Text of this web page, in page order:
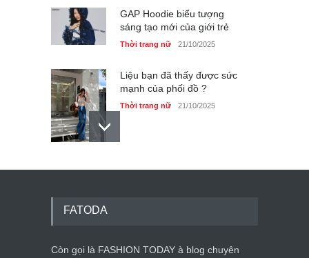
GAP Hoodie biểu tượng
sáng tạo mới của giới trẻ
Thời trang nữ 21/10/2025
Liệu bạn đã thấy được sức
mạnh của phối đồ ?
Thời trang nữ 21/10/2025
Dàn túi hiệu ‘ xịn sò’ của nữ
FATODA
Còn gọi là FASHION TODAY à blog chuyên